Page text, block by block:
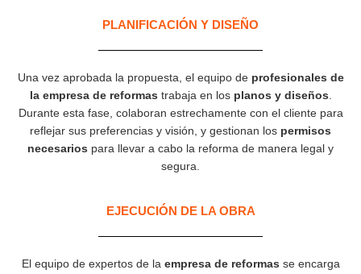
PLANIFICACIÓN Y DISEÑO
Una vez aprobada la propuesta, el equipo de profesionales de
la empresa de reformas trabaja en los planos y diseños
Durante esta fase, colaboran estrechamente con el cliente para
reflejar sus preferencias y visión, y gestionan los permisos
necesarios para llevar a cabo la reforma de manera legal y
segura.
EJECUCIÓN DE LA OBRA
El equipo de expertos de la empresa de reformas se encarga